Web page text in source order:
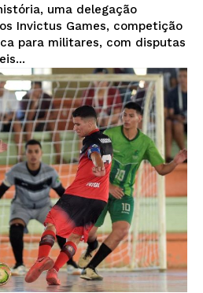
Invictus Games, competição
para militares, com disputas